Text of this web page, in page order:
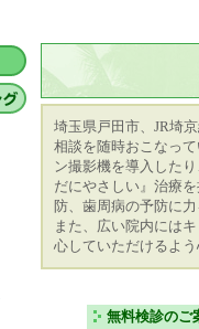
埼玉県戸田市、JR埼
相談を随時おこなっ
ン撮影機を導入した
だにやさしい』治療
防、歯周病の予防に
また、広い院内には
心していただけるよ
無料検診のご